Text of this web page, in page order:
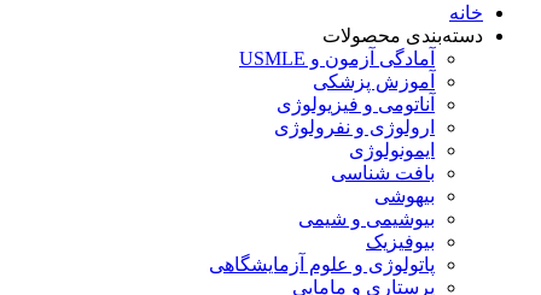
خانه
دسته‌بندی محصولات
آمادگی آزمون و USMLE
آموزش پزشکی
آناتومی و فیزیولوژی
ارولوژی و نفرولوژی
ایمونولوژی
بافت شناسی
بیهوشی
بیوشیمی و شیمی
بیوفیزیک
پاتولوژی و علوم آزمایشگاهی
پرستاری و مامایی